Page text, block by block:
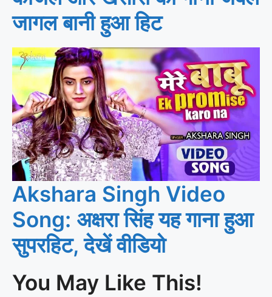
जागल बानी हुआ हिट
Akshara Singh Video
Song: अक्षरा सिंह यह गाना हुआ
सुपरहिट, देखें वीडियो
You May Like This!